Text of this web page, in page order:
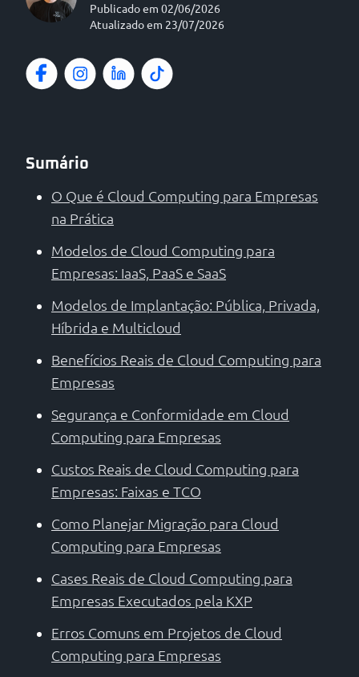
Publicado em 02/06/2026
Atualizado em 23/07/2026
Sumário
O Que é Cloud Computing para Empresas
na Prática
Modelos de Cloud Computing para
Empresas: IaaS, PaaS e SaaS
Modelos de Implantação: Pública, Privada,
Híbrida e Multicloud
Benefícios Reais de Cloud Computing para
Empresas
Segurança e Conformidade em Cloud
Computing para Empresas
Custos Reais de Cloud Computing para
Empresas: Faixas e TCO
Como Planejar Migração para Cloud
Computing para Empresas
Cases Reais de Cloud Computing para
Empresas Executados pela KXP
Erros Comuns em Projetos de Cloud
Computing para Empresas